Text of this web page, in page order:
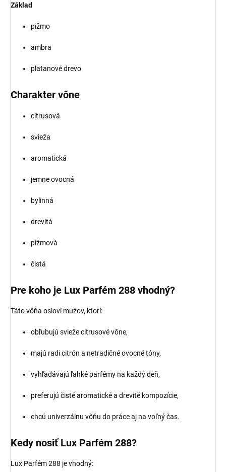
Základ
pižmo
ambra
platanové drevo
Charakter vône
citrusová
svieža
aromatická
jemne ovocná
bylinná
drevitá
pižmová
čistá
Pre koho je Lux Parfém 288 vhodný?
Táto vôňa osloví mužov, ktorí:
obľubujú svieže citrusové vône,
majú radi citrón a netradičné ovocné tóny,
vyhľadávajú ľahké parfémy na každý deň,
preferujú čisté aromatické a drevité kompozície,
chcú univerzálnu vôňu do práce aj na voľný čas.
Kedy nosiť Lux Parfém 288?
Lux Parfém 288 je vhodný: